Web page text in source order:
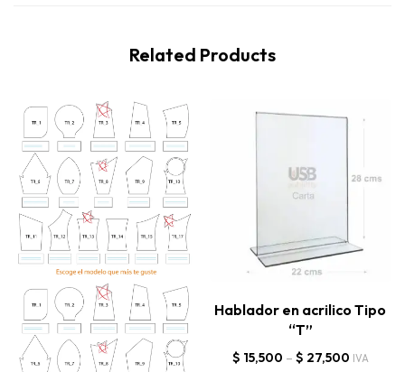
Related Products
Hablador en acrilico Tipo
“T”
$ 15,500 – $ 27,500 IVA